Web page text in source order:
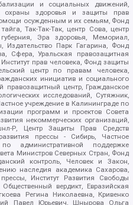
и социальных движений,
охраны здоровья и защиты прав
осужденным и их семьям, Фонд
Так-Так-Так, центр Сова, центр
Эра здоровья, Мемориал,
Парк Гагарина, Фонд
Сфера, Уральская правозащитная
прав человека, Фонд защиты
центр по правам человека,
инициатив и социального
правозащитный центр, Гражданское
исследований, Сутяжник,
учреждение в Калининграде по
программ и проектов Совета
некоммерческих организаций,
Р, Центр Защиты Прав Средств
прессы - Сибирь, Частное
административной поддержке
Министров Северных Стран, Фонд
контроль, Человек и Закон,
наследия академика Сахарова,
Институт Развития Свободы
вердикт, Евразийская
Регина Николаевна, Кривенко
Павел Юрьевич, Шнырова Ольга